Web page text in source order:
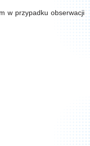
w przypadku obserwacji